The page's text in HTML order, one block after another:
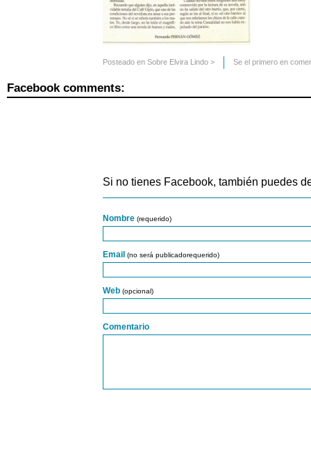
Posteado en Sobre Elvira Lindo > Se el primero en
Facebook comments:
Si no tienes Facebook, también puedes
Nombre (requerido)
Email (no será publicadorequerido)
Web (opcional)
Comentario